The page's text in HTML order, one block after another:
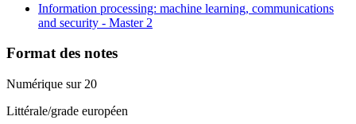
Information processing: machine learning, communications
and security - Master 2
Format des notes
Numérique sur 20
Littérale/grade européen